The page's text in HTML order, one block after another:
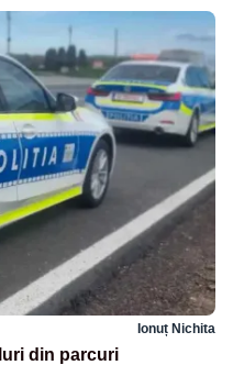
Ionuț Nichita
din parcuri